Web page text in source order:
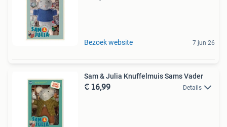
Bezoek website 7 jun 26
Sam & Julia Knuffelmuis Sams Vader
€ 16,99 Details